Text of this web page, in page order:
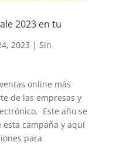
2023 en tu
2023 | Sin
online más
de las empresas y
Este año se
campaña y aquí
para